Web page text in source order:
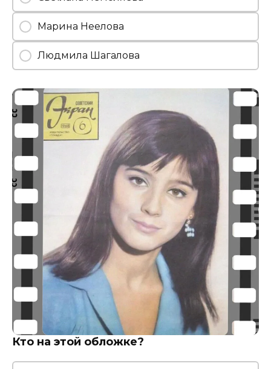
Марина Неелова
Людмила Шагалова
Кто на этой обложке?